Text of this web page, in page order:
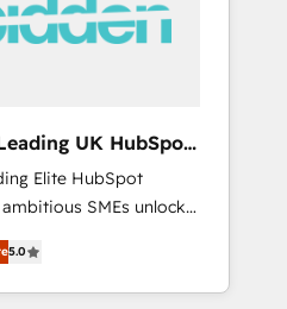
(React),
Finance. 🚀 Nos
+ Sales + Service
ERP ↔ HubSpot temps
UK HubSpot
Elite HubSpot
SMEs unlock
Too many
but never see
due to poor adoption,
5.0